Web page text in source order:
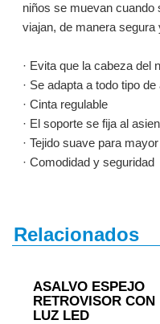
niños se muevan cuando
viajan, de manera segura
· Evita que la cabeza del
· Se adapta a todo tipo
· Cinta regulable
· El soporte se fija al
· Tejido suave para
· Comodidad y seguridad
Relacionados
ASALVO ESPEJO
RETROVISOR CON
LUZ LED